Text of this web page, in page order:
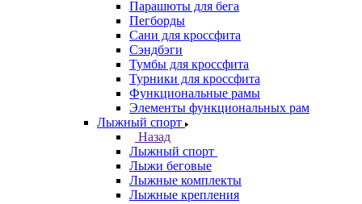
Парашюты для бега
Пегборды
Сани для кроссфита
Сэндбэги
Тумбы для кроссфита
Турники для кроссфита
Функциональные рамы
Элементы функциональных рам
Лыжный спорт
Назад
Лыжный спорт
Лыжи беговые
Лыжные комплекты
Лыжные крепления